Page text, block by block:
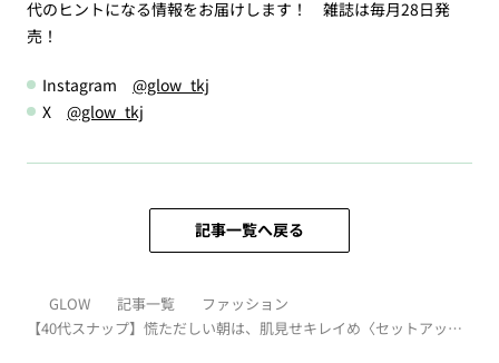
代のヒントになる情報をお届けします！ 雑誌は毎月28日発
売！
Instagram @glow_tkj
X @glow_tkj
記事一覧へ戻る
GLOW 記事一覧
ファッション
【40代スナップ】慌ただしい朝は、肌見せキレイめ〈セットアッ